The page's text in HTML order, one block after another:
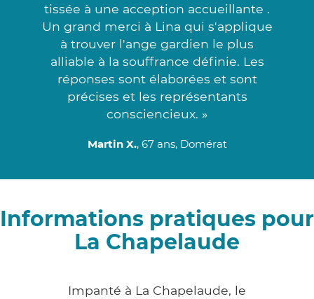
tissée à une acception accueillante .
Un grand merci à Lina qui s'applique
à trouver l'ange gardien le plus
alliable à la souffrance définie. Les
réponses sont élaborées et sont
précises et les représentants
consciencieux. »
Martin X., 67 ans, Domérat
Informations pratiques pour
La Chapelaude
Impanté à La Chapelaude, le